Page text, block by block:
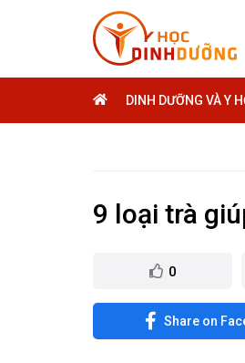
DINH DƯỠNG VÀ Y
9 loại trà
0
Share on